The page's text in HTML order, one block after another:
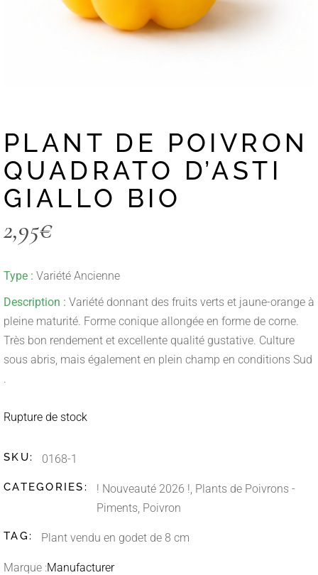
PLANT DE POIVRON
QUADRATO D’ASTI
GIALLO BIO
2,95€
Type : Variété Ancienne
Description : Variété donnant des fruits verts et jaune-orange à
pleine maturité. Forme conique allongée en forme de corne.
Très bon rendement et excellente qualité gustative. Culture
sous abris, mais également en plein champ en conditions Sud
.
Rupture de stock
SKU: 0168-1
CATEGORIES: ! Nouveauté 2026 !, Plants de Poivrons -
Piments, Poivron
TAG: Plant vendu en godet de 8 cm
Marque :Manufacturer